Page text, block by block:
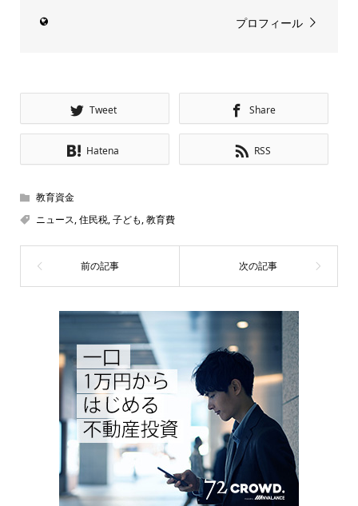
プロフィール
Tweet Share
Hatena RSS
教育資金
ニュース,住民税,子ども,教育費